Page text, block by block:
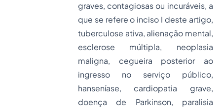
graves, contagiosas ou incuráveis, a
que se refere o inciso I deste artigo,
tuberculose ativa, alienação mental,
esclerose múltipla, neoplasia
maligna, cegueira posterior ao
ingresso no serviço público,
hanseníase, cardiopatia grave,
doença de Parkinson, paralisia